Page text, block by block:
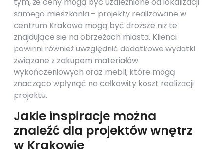
samego mieszkania – projekty realizowane w
centrum Krakowa mogą być droższe niż te
znajdujące się na obrzeżach miasta. Klienci
powinni również uwzględnić dodatkowe wydatki
związane z zakupem materiałów
wykończeniowych oraz mebli, które mogą
znacząco wpłynąć na całkowity koszt realizacji
projektu.
Jakie inspiracje można
znaleźć dla projektów wnętrz
w Krakowie